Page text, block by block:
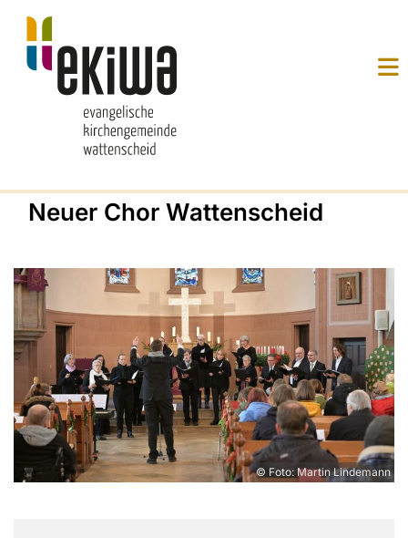
Neuer Chor Wattenscheid
© Foto: Martin Lindemann